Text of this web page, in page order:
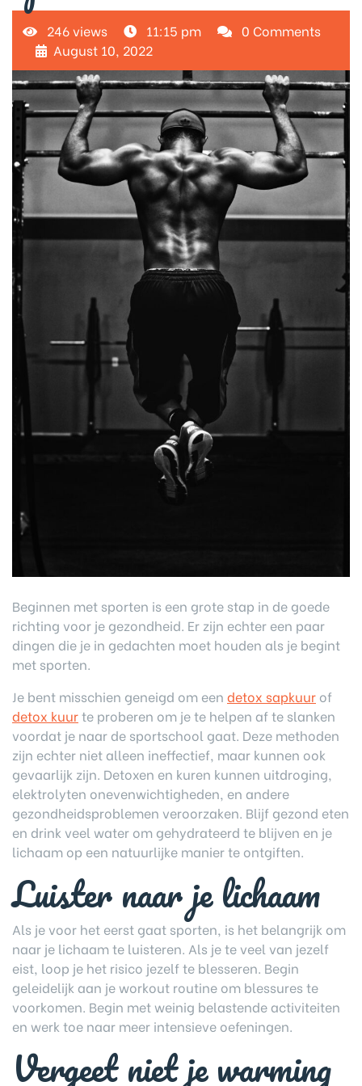
246 views 11:15 pm
0 Comments
August 10, 2022
Beginnen met sporten is een grote stap in de goede
richting voor je gezondheid. Er zijn echter een paar
dingen die je in gedachten moet houden als je begint
met sporten.
Je bent misschien geneigd om een detox sapkuur of
detox kuurte proberen om je te helpen af te slanken
voordat je naar de sportschool gaat. Deze methoden
zijn echter niet alleen ineffectief, maar kunnen ook
gevaarlijk zijn. Detoxen en kuren kunnen uitdroging,
elektrolyten onevenwichtigheden, en andere
gezondheidsproblemen veroorzaken. Blijf gezond eten
en drink veel water om gehydrateerd te blijven en je
lichaam op een natuurlijke manier te ontgiften.
Luister naar je lichaam
Als je voor het eerst gaat sporten, is het belangrijk om
naar je lichaam te luisteren. Als je te veel van jezelf
eist, loop je het risico jezelf te blesseren. Begin
geleidelijk aan je workout routine om blessures te
voorkomen. Begin met weinig belastende activiteiten
en werk toe naar meer intensieve oefeningen.
Vergeet niet je warming